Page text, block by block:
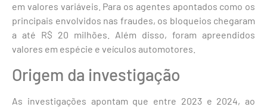
em valores variáveis. Para os agentes apontados como os
principais envolvidos nas fraudes, os bloqueios chegaram
a até R$ 20 milhões. Além disso, foram apreendidos
valores em espécie e veículos automotores.
Origem da investigação
As investigações apontam que entre 2023 e 2024, ao